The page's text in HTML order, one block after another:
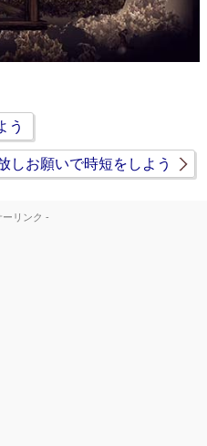
う
しお願いで時短をしよう
リンク -